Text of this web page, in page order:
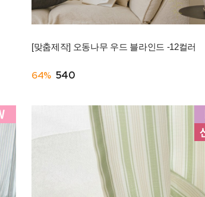
[맞춤제작] 오동나무 우드 블라인드 -12컬러
64% 540